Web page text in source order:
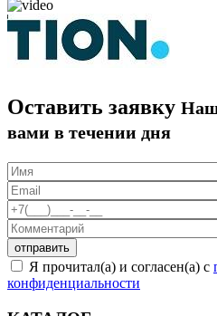
Оставить заявку Наш
вами в течении дня
Я прочитал(а) и согласен(а) с
конфиденциальности